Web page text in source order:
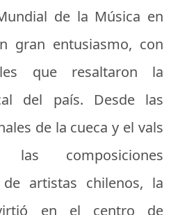
de la Música en
gran entusiasmo, con
que resaltaron la
del país. Desde las
de la cueca y el vals
composiciones
de artistas chilenos, la
en el centro de